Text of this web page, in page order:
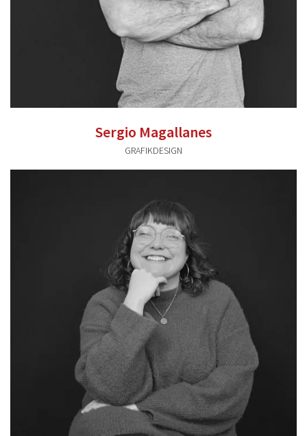
Sergio Magallanes
GRAFIKDESIGN
sergio.magallanes@valentum-kommunikation.de
0941 591896 52